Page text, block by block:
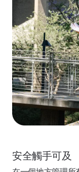
安全觸手可及